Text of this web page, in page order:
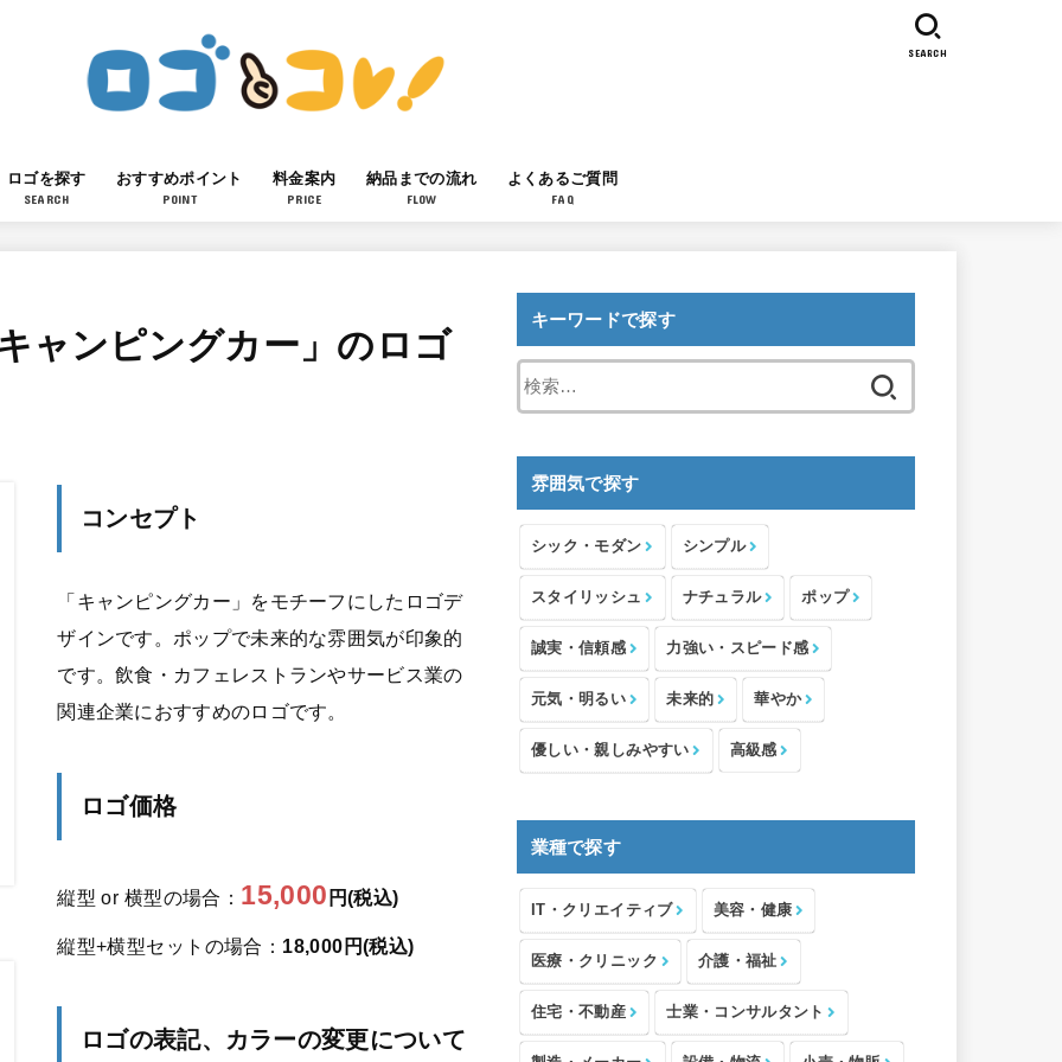
ロゴを探す
SEARCH
おすすめポイント
POINT
料金案内
PRICE
納品までの流れ
FLOW
よくあるご質問
FAQ
SEARCH
ャンピングカー」のロゴ
コンセプト
「キャンピングカー」をモチーフにしたロゴデ
ザインです。ポップで未来的な雰囲気が印象的
です。飲食・カフェレストランやサービス業の
関連企業におすすめのロゴです。
ロゴ価格
縦型 or 横型の場合： 15,000 円(税込)
縦型+横型セットの場合： 18,000円(税込)
ロゴの表記、カラーの変更について
キーワードで探す
索:
雰囲気で探す
シック・モダン シンプル
スタイリッシュ ナチュラル ポップ
誠実・信頼感 力強い・スピード感
元気・明るい 未来的 華やか
優しい・親しみやすい 高級感
業種で探す
IT・クリエイティブ 美容・健康
医療・クリニック 介護・福祉
住宅・不動産 士業・コンサルタント